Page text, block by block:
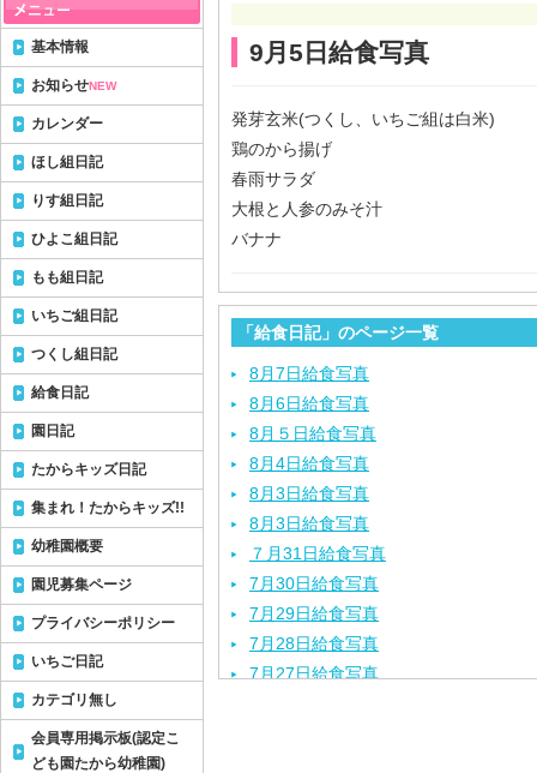
9月5日給食写真
発芽玄米(つくし、いちご組は白米)
鶏のから揚げ
春雨サラダ
大根と人参のみそ汁
バナナ
「給食日記」のページ一覧
8月7日給食写真
8月6日給食写真
8月５日給食写真
8月4日給食写真
8月3日給食写真
8月3日給食写真
７月31日給食写真
7月30日給食写真
7月29日給食写真
7月28日給食写真
7月27日給食写真
基本情報
お知らせNEW
カレンダー
ほし組日記
りす組日記
ひよこ組日記
もも組日記
いちご組日記
つくし組日記
給食日記
園日記
たからキッズ日記
集まれ！たからキッズ!!
幼稚園概要
園児募集ページ
プライバシーポリシー
いちご日記
カテゴリ無し
会員専用掲示板(認定こ
ども園たから幼稚園)